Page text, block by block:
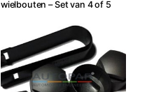
wielbouten – Set van 4 of 5